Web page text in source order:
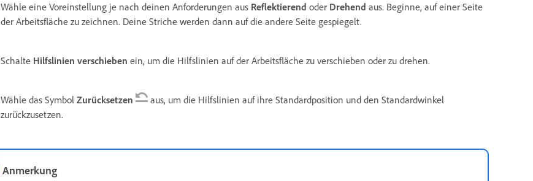
Wähle eine Voreinstellung je nach deinen Anforderungen aus Reflektierend oder Drehend aus. Beginne, auf einer Seite
der Arbeitsfläche zu zeichnen. Deine Striche werden dann auf die andere Seite gespiegelt.
Schalte Hilfslinien verschieben ein, um die Hilfslinien auf der Arbeitsfläche zu verschieben oder zu drehen.
Wähle das Symbol Zurücksetzen
aus, um die Hilfslinien auf ihre Standardposition und den Standardwinkel
zurückzusetzen.
Anmerkung